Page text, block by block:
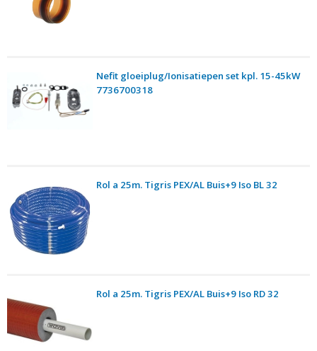
Nefit gloeiplug/Ionisatiepen set kpl. 15-45kW
7736700318
Rol a 25m. Tigris PEX/AL Buis+9 Iso BL 32
Rol a 25m. Tigris PEX/AL Buis+9 Iso RD 32